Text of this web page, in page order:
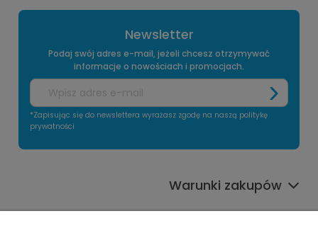
Newsletter
Podaj swój adres e-mail, jeżeli chcesz otrzymywać
informacje o nowościach i promocjach.
*Zapisując się do newslettera wyrażasz zgodę na naszą politykę
prywatności
Warunki zakupów
Informacje o sklepie